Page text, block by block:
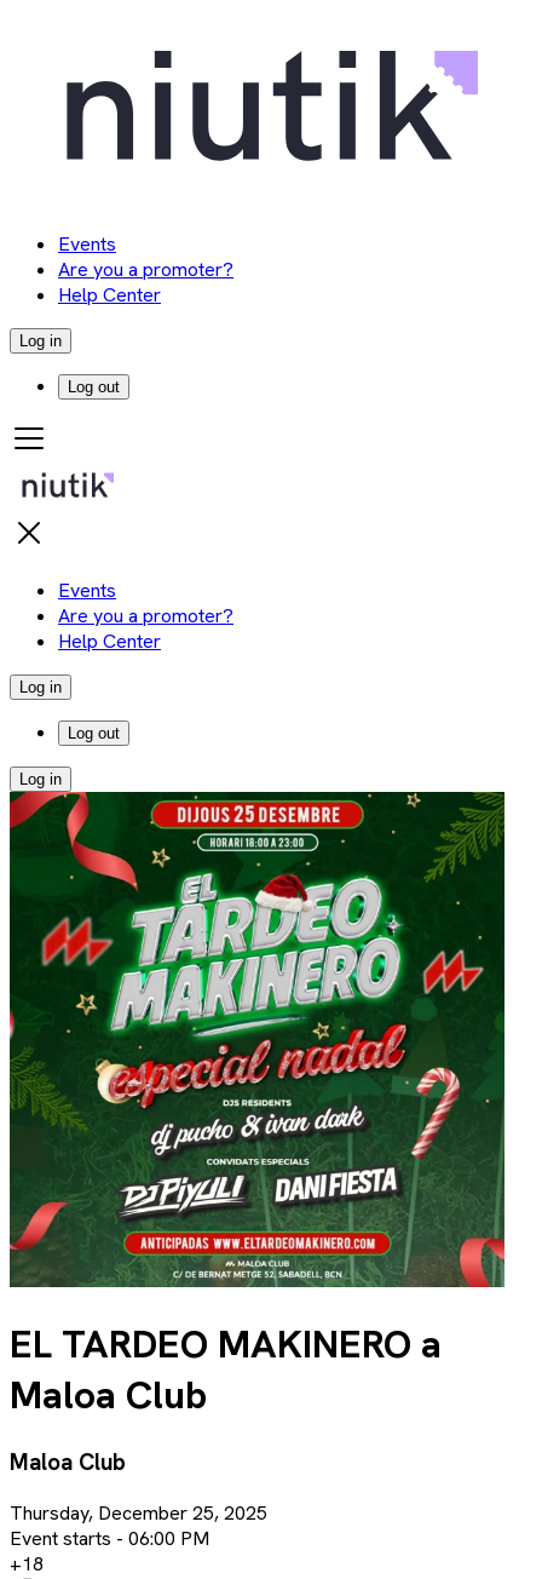
Events
Are you a promoter?
Help Center
Log in
Log out
Events
Are you a promoter?
Help Center
Log in
Log out
Log in
EL TARDEO MAKINERO a
Maloa Club
Maloa Club
Thursday, December 25, 2025
Event starts - 06:00 PM
+18